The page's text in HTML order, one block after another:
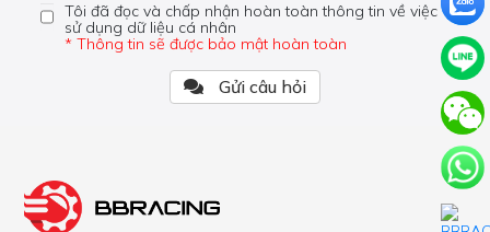
Tôi đã đọc và chấp nhận hoàn toàn thông tin về việc
sử dụng dữ liệu cá nhân
* Thông tin sẽ được bảo mật hoàn toàn
Gửi câu hỏi